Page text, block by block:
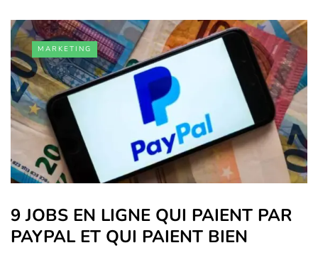
MARKETING
9 JOBS EN LIGNE QUI PAIENT PAR
PAYPAL ET QUI PAIENT BIEN